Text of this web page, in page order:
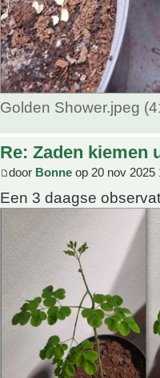
Golden Shower.jpeg
Re: Zaden kiemen
door Bonne op 20 nov 2025
Een 3 daagse